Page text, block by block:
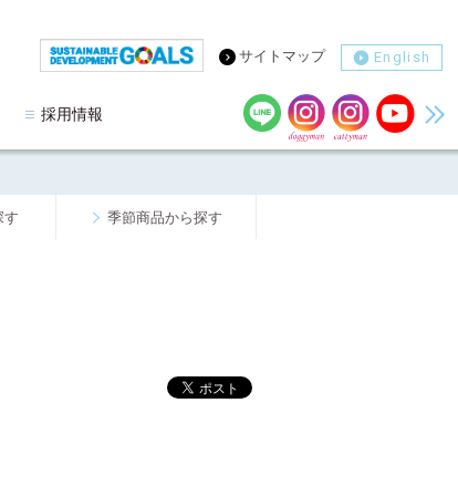
採用情報
サイトマップ English
す 季節商品から探す